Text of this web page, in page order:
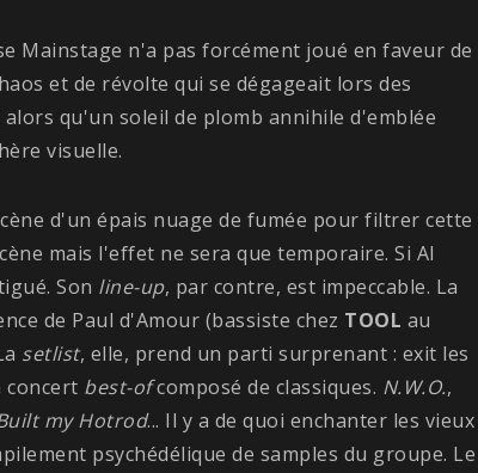
Mainstage n'a pas forcément joué en faveur de
et de révolte qui se dégageait lors des
qu'un soleil de plomb annihile d'emblée
visuelle.
d'un épais nuage de fumée pour filtrer cette
mais l'effet ne sera que temporaire. Si Al
Son line-up, par contre, est impeccable. La
de Paul d'Amour (bassiste chez TOOL au
setlist, elle, prend un parti surprenant : exit les
best-ofcomposé de classiques. N.W.O.,
my Hotrod... Il y a de quoi enchanter les vieux
psychédélique de samples du groupe. Le